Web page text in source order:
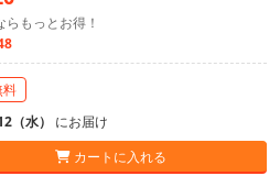
らもっとお得！
料
（水） にお届け
カートに入れる